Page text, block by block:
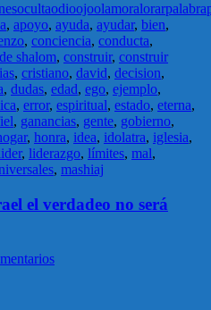
ocultaodioojoolamoralorarpalabra
, apoyo, ayuda, ayudar, bien,
, conciencia, conducta,
shalom, construir, construir
, cristiano, david, decision,
, dudas, edad, ego, ejemplo,
, error, espiritual, estado, eterna,
, ganancias, gente, gobierno,
, honra, idea, idolatra, iglesia,
, liderazgo, límites, mal,
, mashiaj
el verdadeo no será